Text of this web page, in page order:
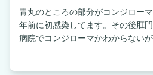
青丸のところの部分がコンジロー
年前に初感染してます。その後肛
病院でコンジローマかわからないが...